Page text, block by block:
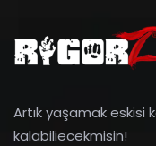
Artık yaşamak
kalabiliecekmisin!